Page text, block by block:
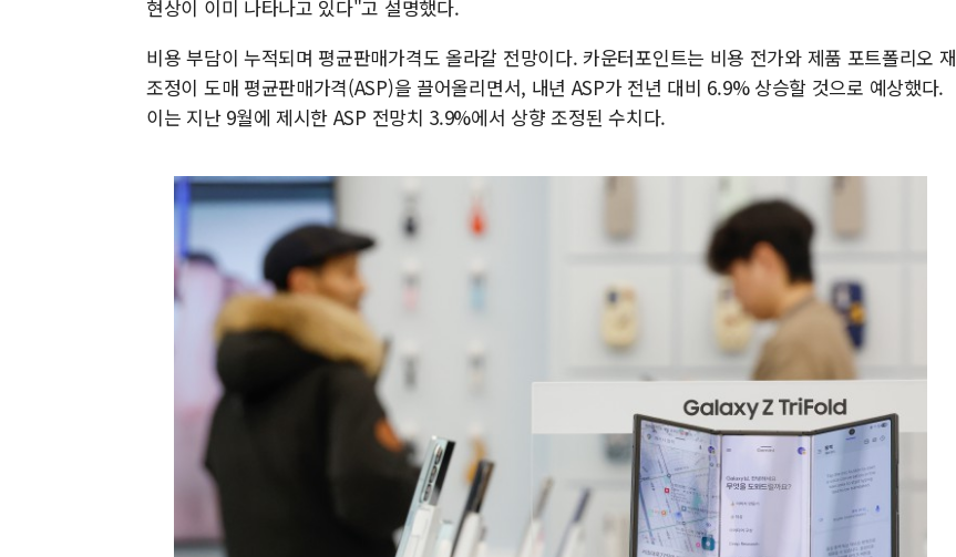
현상이 이미 나타나고 있다"고 설명했다.
비용 부담이 누적되며 평균판매가격도 올라갈 전망이다. 카운터포인트는 비용 전가와 제품 포트폴리오 재
조정이 도매 평균판매가격(ASP)을 끌어올리면서, 내년 ASP가 전년 대비 6.9% 상승할 것으로 예상했다.
이는 지난 9월에 제시한 ASP 전망치 3.9%에서 상향 조정된 수치다.